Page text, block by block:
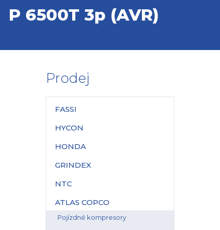
P 6500T 3p (AVR)
Prodej
FASSI
HYCON
HONDA
GRINDEX
NTC
ATLAS COPCO
Pojízdné kompresory